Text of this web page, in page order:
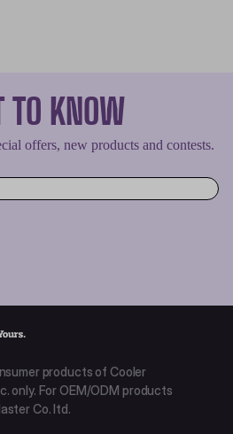
TO KNOW
offers, new products and contests.
products of Cooler
only. For OEM/ODM products
Co. ltd.